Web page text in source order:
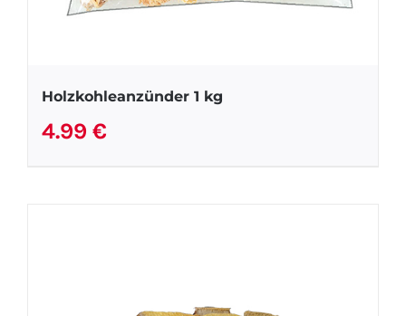
Holzkohleanzünder 1 kg
4.99 €